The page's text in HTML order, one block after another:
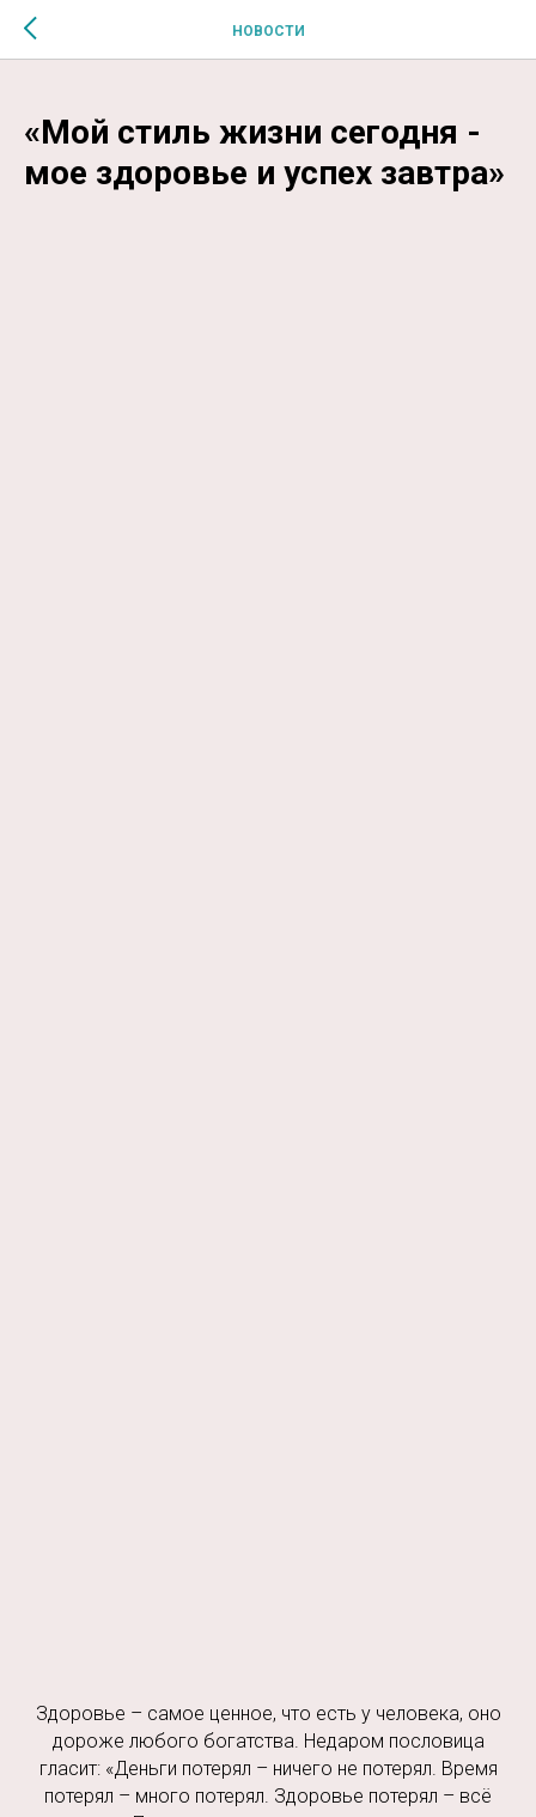
$MESSAGE$
НОВОСТИ
«Мой стиль жизни сегодня -
мое здоровье и успех завтра»
Здоровье – самое ценное, что есть у человека, оно
дороже любого богатства. Недаром пословица
гласит: «Деньги потерял – ничего не потерял. Время
потерял – много потерял. Здоровье потерял – всё